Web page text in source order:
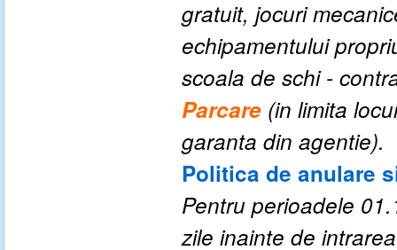
gratuit, jocuri
echipamentului
scoala de schi -
Parcare (in limita
garanta din agentie).
Politica de anulare
Pentru perioadele
zile inainte de